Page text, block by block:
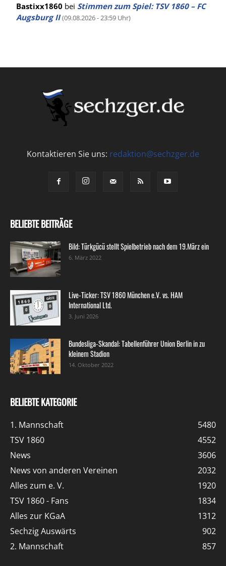
Bastixx1860 bei Stimmen zum Spiel: TSV 1860 – FC
Augsburg II (09.08.2026 - 23:59 Uhr)
Kontaktieren Sie uns: redaktion@sechzger.de
BELIEBTE BEITRÄGE
Bild: Türkgücü stellt Spielbetrieb nach dem 19.März ein
6. März 2022
Live-Ticker: TSV 1860 München e.V. vs. HAM
International Ltd.
3. Juni 2026
Bundesliga-Skandal: Tabellenführer Union Berlin in zu
kleinem Stadion
14. Oktober 2022
BELIEBTE KATEGORIE
1. Mannschaft
5480
TSV 1860
4552
News
3606
News von anderen Vereinen
2032
Alles zum e. V.
1920
TSV 1860 - Fans
1834
Alles zur KGaA
1312
Sechzig Auswärts
902
2. Mannschaft
857